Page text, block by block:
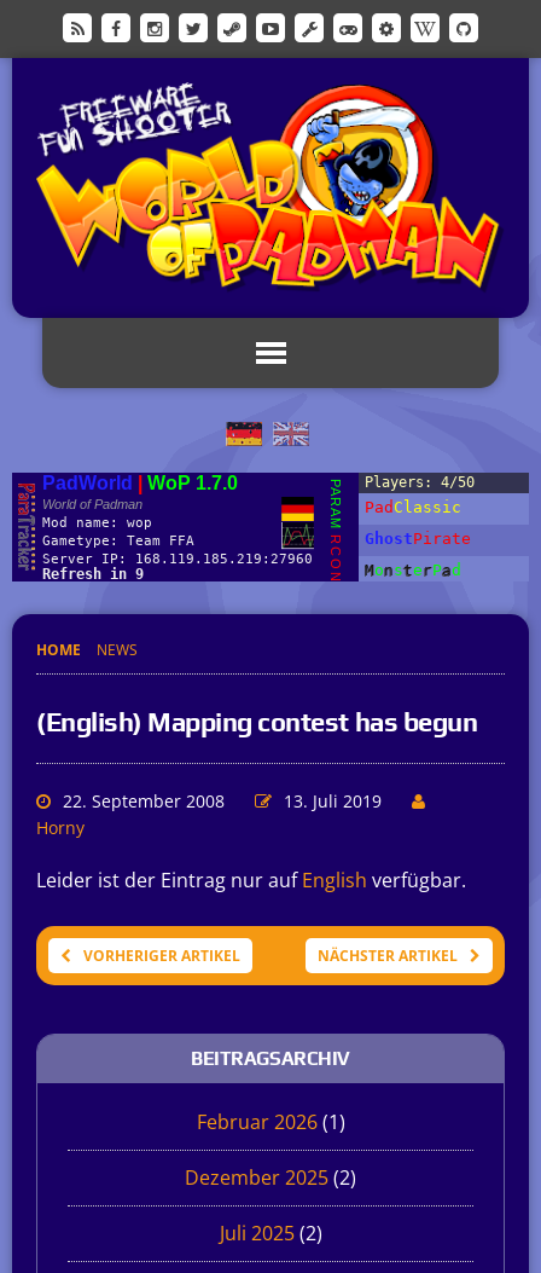
HOME NEWS
(English) Mapping contest has begun
22. September 2008
13. Juli 2019
Horny
Leider ist der Eintrag nur aufEnglish verfügbar.
VORHERIGER ARTIKEL NÄCHSTER ARTIKEL
BEITRAGSARCHIV
Februar 2026(1)
Dezember 2025(2)
Juli 2025(2)